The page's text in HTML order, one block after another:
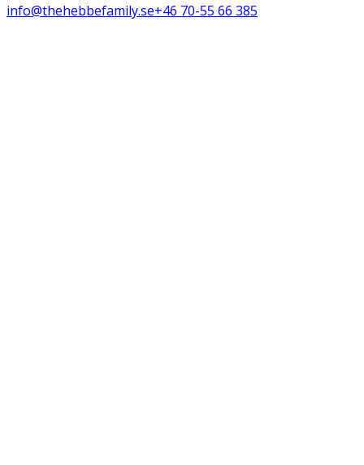
info@thehebbefamily.se+46 70-55 66 385